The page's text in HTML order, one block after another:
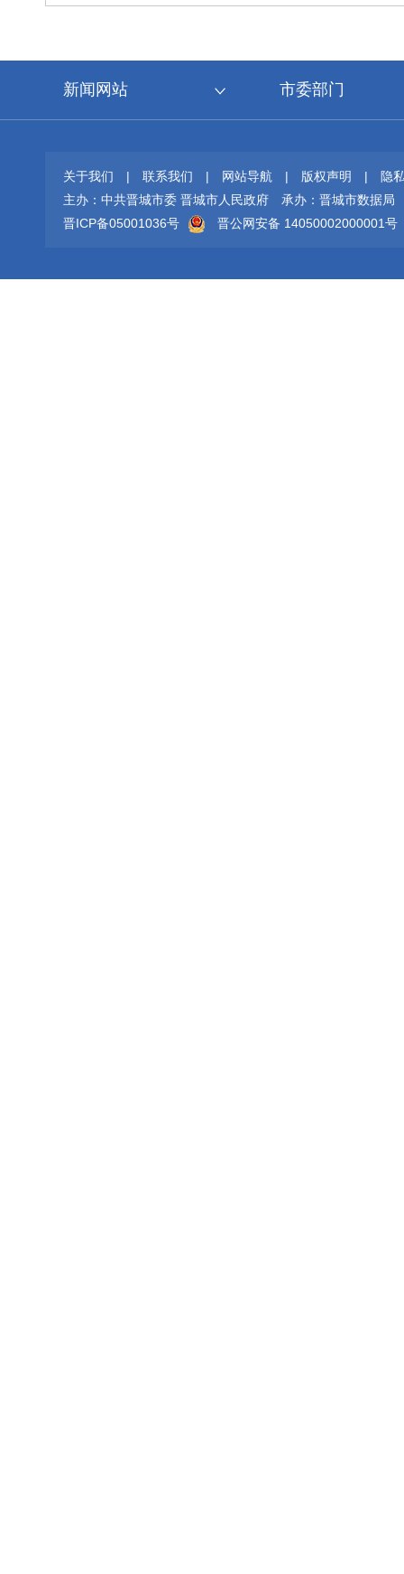
新闻网站 市委部门
关于我们 | 联系我们 | 网站导航 | 版权声明 |
隐
主办：中共晋城市委 晋城市人民政府
承办：晋城市数据局
晋ICP备05001036号
晋公网安备 14050002000001号